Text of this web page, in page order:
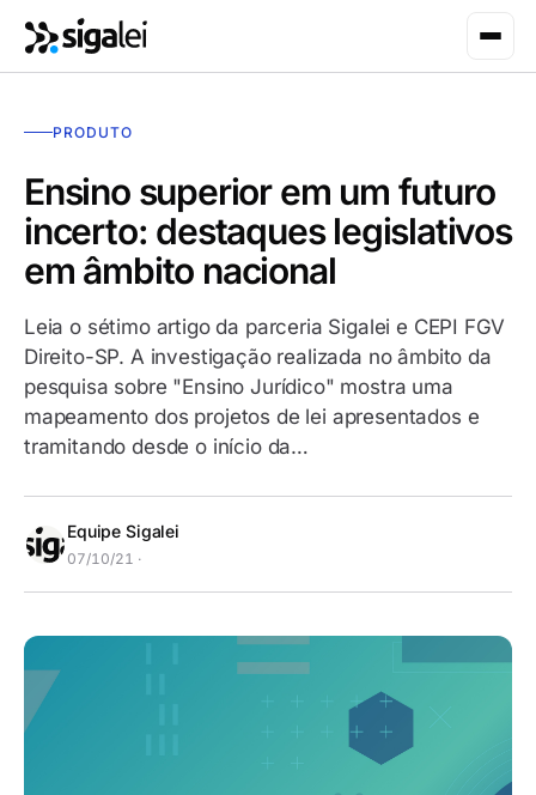
PRODUTO
Ensino superior em um futuro
incerto: destaques legislativos
em âmbito nacional
Leia o sétimo artigo da parceria Sigalei e CEPI FGV
Direito-SP. A investigação realizada no âmbito da
pesquisa sobre "Ensino Jurídico" mostra uma
mapeamento dos projetos de lei apresentados e
tramitando desde o início da…
Equipe Sigalei
07/10/21 ·